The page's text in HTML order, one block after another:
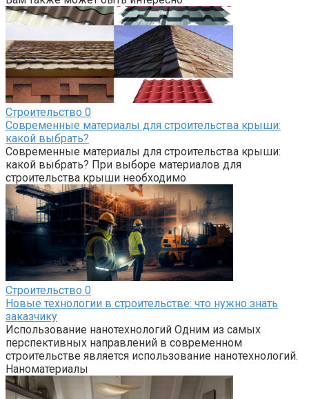
Строительство 0
Современные материалы для строительства крыши:
какой выбрать?
Современные материалы для строительства крыши:
какой выбрать? При выборе материалов для
строительства крыши необходимо
Строительство 0
Новые технологии в строительстве: что нужно знать
заказчику
Использование нанотехнологий Одним из самых
перспективных направлений в современном
строительстве является использование нанотехнологий.
Наноматериалы